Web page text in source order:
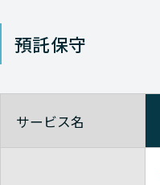
預託保守
サービス名